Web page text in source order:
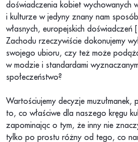
doświadczenia kobiet wychowanych
i kulturze w jedyny znany nam
własnych, europejskich
Zachodu rzeczywiście dokonujemy
swojego ubioru, czy też może
w modzie i standardami
społeczeństwo?
Wartościujemy decyzje muzułmanek,
to, co właściwe dla naszego kręgu
zapominając o tym, że inny nie
tylko po prostu różny od tego, co